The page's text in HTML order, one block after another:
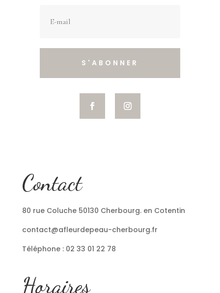
S'ABONNER
Contact
80 rue Coluche 50130 Cherbourg. en Cotentin
contact@afleurdepeau-cherbourg.fr
Téléphone : 02 33 01 22 78
Horaires